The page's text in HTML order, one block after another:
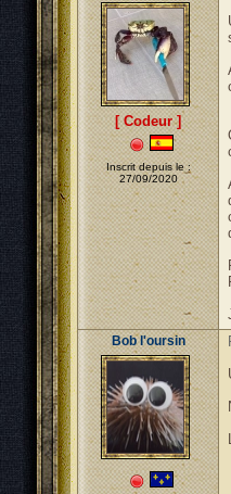
[ Codeur ]
Inscrit depuis le :
27/09/2020
Bob l'oursin